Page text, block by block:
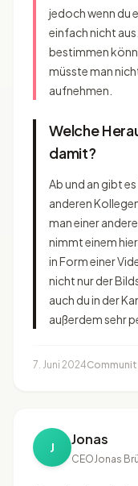
jedoch wenn du
einfach nicht
bestimmen
müsste man
aufnehmen.
Welche
damit?
Ab und an gibt
anderen
man einer
nimmt einem
in Form einer
nicht nur der
auch du in der
außerdem sehr
7. Juni 2024
J Jonas
CEOJonas